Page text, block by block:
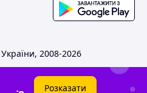
2008-2026
Розказати